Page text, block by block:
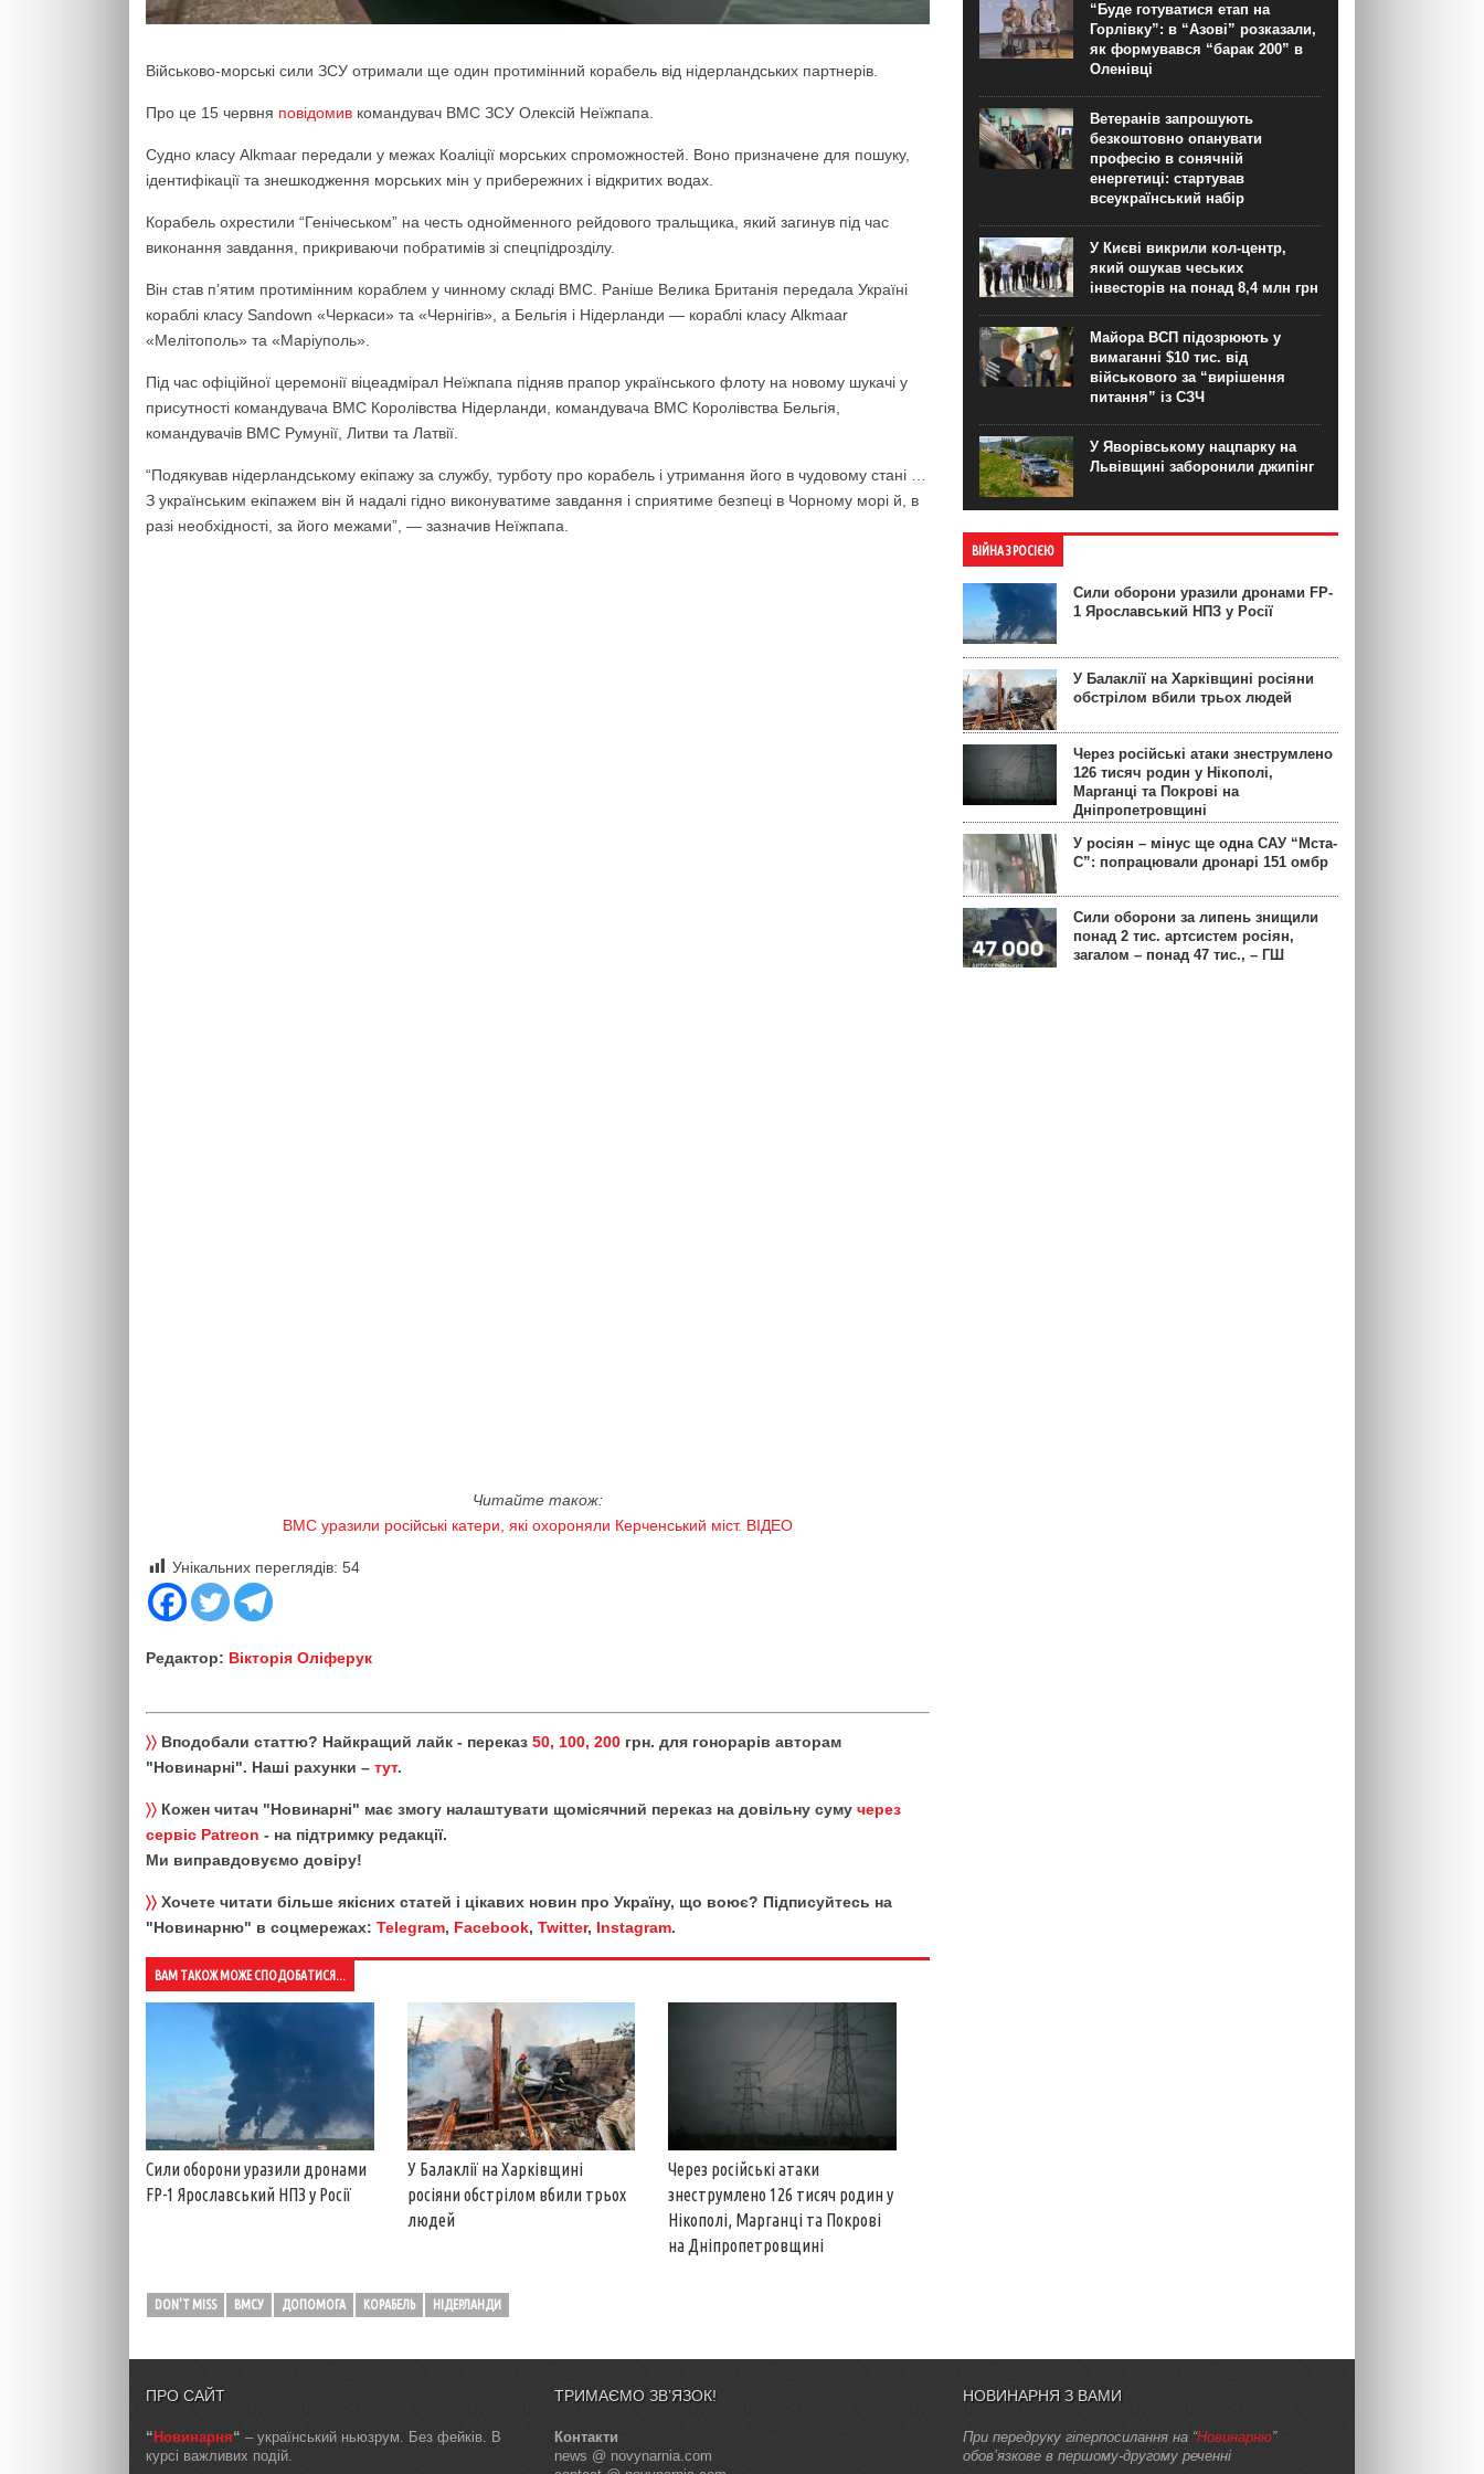
Військово-морські сили ЗСУ отримали ще один протимінний корабель від нідерландських партнерів.
Про це 15 червня повідомив командувач ВМС ЗСУ Олексій Неїжпапа.
Судно класу Alkmaar передали у межах Коаліції морських спроможностей. Воно призначене для пошуку,
ідентифікації та знешкодження морських мін у прибережних і відкритих водах.
Корабель охрестили “Генічеськом” на честь однойменного рейдового тральщика, який загинув під час
виконання завдання, прикриваючи побратимів зі спецпідрозділу.
Він став п’ятим протимінним кораблем у чинному складі ВМС. Раніше Велика Британія передала Україні
кораблі класу Sandown «Черкаси» та «Чернігів», а Бельгія і Нідерланди — кораблі класу Alkmaar
«Мелітополь» та «Маріуполь».
Під час офіційної церемонії віцеадмірал Неїжпапа підняв прапор українського флоту на новому шукачі у
присутності командувача ВМС Королівства Нідерланди, командувача ВМС Королівства Бельгія,
командувачів ВМС Румунії, Литви та Латвії.
“Подякував нідерландському екіпажу за службу, турботу про корабель і утримання його в чудовому стані …
З українським екіпажем він й надалі гідно виконуватиме завдання і сприятиме безпеці в Чорному морі й, в
разі необхідності, за його межами”, — зазначив Неїжпапа.
Читайте також:
ВМС уразили російські катери, які охороняли Керченський міст. ВІДЕО
Унікальних переглядів: 54
Редактор: Вікторія Оліферук
〉〉 Вподобали статтю? Найкращий лайк - переказ 50, 100, 200 грн. для гонорарів авторам
"Новинарні". Наші рахунки – тут.
〉〉 Кожен читач "Новинарні" має змогу налаштувати щомісячний переказ на довільну суму через
сервіс Patreon - на підтримку редакції.
Ми виправдовуємо довіру!
〉〉 Хочете читати більше якісних статей і цікавих новин про Україну, що воює? Підписуйтесь на
"Новинарню" в соцмережах: Telegram, Facebook, Twitter, Instagram.
ВАМ ТАКОЖ МОЖЕ СПОДОБАТИСЯ...
Сили оборони уразили дронами
FP-1 Ярославський НПЗ у Росії
У Балаклії на Харківщині
росіяни обстрілом вбили трьох
людей
Через російські атаки
знеструмлено 126 тисяч родин у
Нікополі, Марганці та Покрові
на Дніпропетровщині
DON'T MISS ВМСУ ДОПОМОГА КОРАБЕЛЬ НІДЕРЛАНДИ
“Буде готуватися етап на
Горлівку”: в “Азові” розказали,
як формувався “барак 200” в
Оленівці
Ветеранів запрошують
безкоштовно опанувати
професію в сонячній
енергетиці: стартував
всеукраїнський набір
У Києві викрили кол-центр,
який ошукав чеських
інвесторів на понад 8,4 млн грн
Майора ВСП підозрюють у
вимаганні $10 тис. від
військового за “вирішення
питання” із СЗЧ
У Яворівському нацпарку на
Львівщині заборонили джипінг
ВІЙНА З РОСІЄЮ
Сили оборони уразили дронами FP-
1 Ярославський НПЗ у Росії
У Балаклії на Харківщині росіяни
обстрілом вбили трьох людей
Через російські атаки знеструмлено
126 тисяч родин у Нікополі,
Марганці та Покрові на
Дніпропетровщині
У росіян – мінус ще одна САУ “Мста-
С”: попрацювали дронарі 151 омбр
Сили оборони за липень знищили
понад 2 тис. артсистем росіян,
загалом – понад 47 тис., – ГШ
ПРО САЙТ
“ Новинарня“ – український ньюзрум. Без фейків. В
курсі важливих подій.
ТРИМАЄМО ЗВ’ЯЗОК!
Контакти
news @ novynarnia.com
НОВИНАРНЯ З ВАМИ
При передруку гіперпосилання на “Новинарню”
обов’язкове в першому-другому реченні